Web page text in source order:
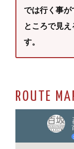
では行く事
ところで見
す。
ROUTE